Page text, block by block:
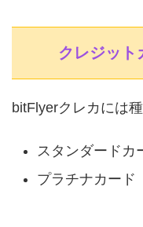
クレジット
bitFlyerクレカには
スタンダードカ
プラチナカード